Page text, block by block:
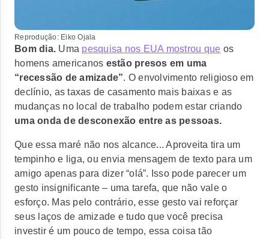
Reprodução: Eiko Ojala
Bom dia. Uma pesquisa nos EUA mostrou que os
homens americanos estão presos em uma
“recessão de amizade”. O envolvimento religioso em
declínio, as taxas de casamento mais baixas e as
mudanças no local de trabalho podem estar criando
uma onda de desconexão entre as pessoas.
Que essa maré não nos alcance... Aproveita tira um
tempinho e liga, ou envia mensagem de texto para um
amigo apenas para dizer “olá”. Isso pode parecer um
gesto insignificante – uma tarefa, que não vale o
esforço. Mas pelo contrário, esse gesto vai reforçar
seus laços de amizade e tudo que você precisa
investir é um pouco de tempo, essa coisa tão